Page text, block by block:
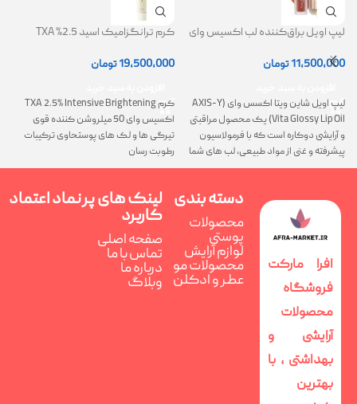
لیپ اویل براق‌کننده لب اکسیس وای
11,500,000تومان
لیپ اویل شاین ویتا اکسس وای (AXIS-Y
Vita Glossy Lip Oil) یک محصول مراقبتی
و آرایشی دوکاره است که با فرمولاسیون
پیشرفته و غنی از مواد طبیعی، لب های شما
را همزمان ترمیم، تغذیه و فوق العاده
کرم ترانگزامیک اسید 2.5% TXA
19,500,000تومان
کرم TXA 2.5% Intensive Brightening
اکسیس وای 50 میلروشن کننده قوی
تیرگی ها و لک های پوستحاوی ترکیبات
رطوبت رسان
افرا مارکت
فروشگاه
محصولات
آرایشی و
بهداشتی ، با
بهترین
دسته بندی
محصولات
پوستی
لوازم آرایش
محصولات مو
عطر و ادکلن
لینک های پر
کاربرد
صفحه اصلی
تماس با ما
درباره ما
وبلاگ
نماد اعتماد